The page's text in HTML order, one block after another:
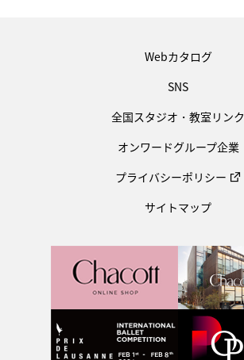
Webカタログ
SNS
全国スタジオ・教室リンク
オンワードグループ企業
プライバシーポリシー
サイトマップ